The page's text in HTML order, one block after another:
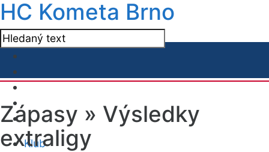
HC Kometa Brno
Klub
Zápasy » Výsledky
extraligy